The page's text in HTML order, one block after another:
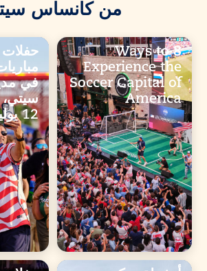
من كانساس
8 Ways to
Experience the
Soccer Capital of
America
في
12 يوليو